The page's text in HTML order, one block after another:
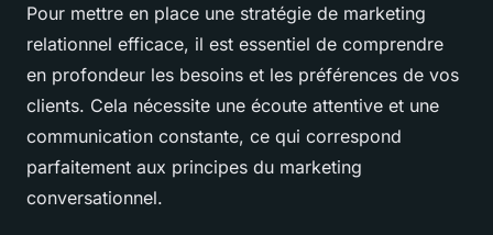
Pour mettre en place une stratégie de marketing
relationnel efficace, il est essentiel de comprendre
en profondeur les besoins et les préférences de vos
clients. Cela nécessite une écoute attentive et une
communication constante, ce qui correspond
parfaitement aux principes du marketing
conversationnel.